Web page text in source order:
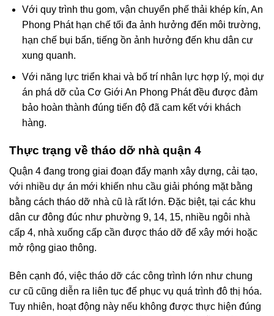
Với quy trình thu gom, vận chuyển phế thải khép kín, An
Phong Phát hạn chế tối đa ảnh hưởng đến môi trường,
hạn chế bụi bẩn, tiếng ồn ảnh hưởng đến khu dân cư
xung quanh.
Với năng lực triển khai và bố trí nhân lực hợp lý, mọi dự
án phá dỡ của Cơ Giới An Phong Phát đều được đảm
bảo hoàn thành đúng tiến độ đã cam kết với khách
hàng.
Thực trạng về tháo dỡ nhà quận 4
Quận 4 đang trong giai đoạn đẩy mạnh xây dựng, cải tạo,
với nhiều dự án mới khiến nhu cầu giải phóng mặt bằng
bằng cách tháo dỡ nhà cũ là rất lớn. Đặc biệt, tại các khu
dân cư đông đúc như phường 9, 14, 15, nhiều ngôi nhà
cấp 4, nhà xuống cấp cần được tháo dỡ để xây mới hoặc
mở rộng giao thông.
Bên cạnh đó, việc tháo dỡ các công trình lớn như chung
cư cũ cũng diễn ra liên tục để phục vụ quá trình đô thị hóa.
Tuy nhiên, hoạt động này nếu không được thực hiện đúng